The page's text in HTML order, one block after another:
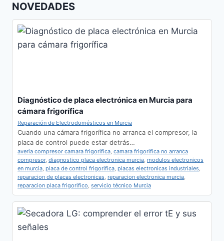
NOVEDADES
Diagnóstico de placa electrónica en Murcia para
cámara frigorífica
Reparación de Electrodomésticos en Murcia
Cuando una cámara frigorífica no arranca el compresor, la
placa de control puede estar detrás…
averia compresor camara frigorifica, camara frigorifica no arranca
compresor, diagnostico placa electronica murcia, modulos electronicos
en murcia, placa de control frigorifica, placas electronicas industriales,
reparacion de placas electronicas, reparacion electronica murcia,
reparacion placa frigorifico, servicio técnico Murcia